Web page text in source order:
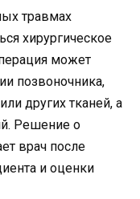
травмах
хирургическое
может
позвоночника,
других тканей, а
Решение о
врач после
и оценки